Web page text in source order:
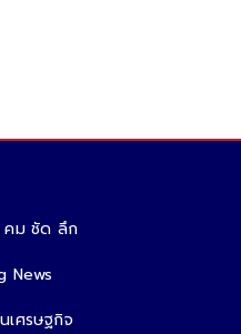
คม ชัด ลึก
News
เศรษฐกิจ